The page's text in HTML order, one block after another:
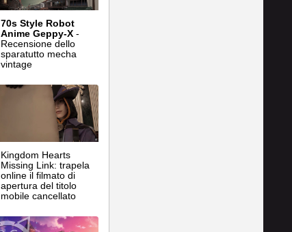
70s Style Robot
Anime Geppy-X -
Recensione dello
sparatutto mecha
vintage
Kingdom Hearts
Missing Link: trapela
online il filmato di
apertura del titolo
mobile cancellato